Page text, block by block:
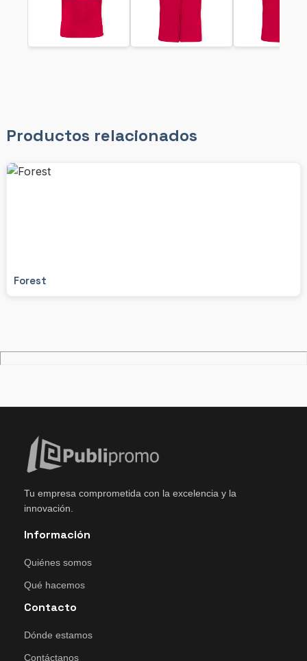
Productos relacionados
Forest
Tu empresa comprometida con la excelencia y la
innovación.
Información
Quiénes somos
Qué hacemos
Contacto
Dónde estamos
Contáctanos